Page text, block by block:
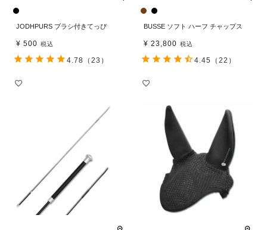
JODHPURS ブラシ付きてっぴ
¥ 500 税込
4.78 （23）
BUSSE ソフト ハーフ チャップス
¥ 23,800 税込
4.45 （22）